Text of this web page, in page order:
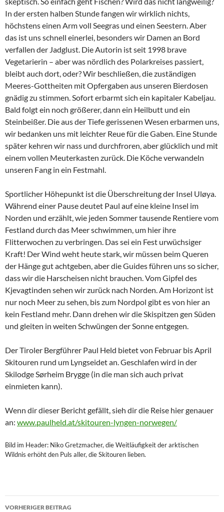
In der ersten halben Stunde fangen wir wirklich nichts,
höchstens einen Arm voll Seegras und einen Seestern. Aber
das ist uns schnell einerlei, besonders wir Damen an Bord
verfallen der Jadglust. Die Autorin ist seit 1998 brave
Vegetarierin – aber was nördlich des Polarkreises passiert,
bleibt auch dort, oder? Wir beschließen, die zuständigen
Meeres-Gottheiten mit Opfergaben aus unseren Bierdosen
gnädig zu stimmen. Sofort erbarmt sich ein kapitaler Kabeljau.
Bald folgt ein noch größerer, dann ein Heilbutt und ein
Steinbeißer. Die aus der Tiefe gerissenen Wesen erbarmen uns,
wir bedanken uns mit leichter Reue für die Gaben. Eine Stunde
später kehren wir nass und durchfroren, aber glücklich und mit
einem vollen Meuterkasten zurück. Die Köche verwandeln
unseren Fang in ein Festmahl.
Sportlicher Höhepunkt ist die Überschreitung der Insel Uløya.
Während einer Pause deutet Paul auf eine kleine Insel im
Norden und erzählt, wie jeden Sommer tausende Rentiere vom
Festland durch das Meer schwimmen, um hier ihre
Flitterwochen zu verbringen. Das sei ein Fest urwüchsiger
Kraft! Der Wind weht heute stark, wir müssen beim Queren
der Hänge gut achtgeben, aber die Guides führen uns so sicher,
dass wir die Harscheisen nicht brauchen. Vom Gipfel des
Kjevagtinden sehen wir zurück nach Norden. Am Horizont ist
nur noch Meer zu sehen, bis zum Nordpol gibt es von hier an
kein Festland mehr. Dann drehen wir die Skispitzen gen Süden
und gleiten in weiten Schwüngen der Sonne entgegen.
Der Tiroler Bergführer Paul Held bietet von Februar bis April
Skitouren rund um Lyngseidet an. Geschlafen wird in der
Skilodge Sørheim Brygge (in die man sich auch privat
einmieten kann).
Wenn dir dieser Bericht gefällt, sieh dir die Reise hier genauer
an: www.paulheld.at/skitouren-lyngen-norwegen/
Bild im Header: Niko Gretzmacher, die Weitläufigkeit der arktischen
Wildnis erhöht den Puls aller, die Skitouren lieben.
Beitragsnavigation
VORHERIGER BEITRAG